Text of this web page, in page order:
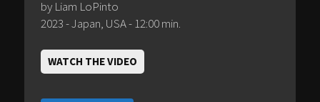
by Liam LoPinto
2023 - Japan, USA - 12:00 min.
WATCH THE VIDEO